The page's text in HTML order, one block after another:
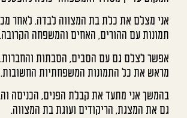
אני מצלם את כלת בת המצווה לבדה. לאחר
תמונות עם ההורים, האחים והמשפחה הקרובה.
אפשר לצלם גם עם הסבים, הסבתות
מראש את כל התמונות המשפחתיות החשובות.
בהמשך אני מתעד את קבלת הפנים, הכניסה
גם את המצגת, הריקודים ועוגת בת המצווה.